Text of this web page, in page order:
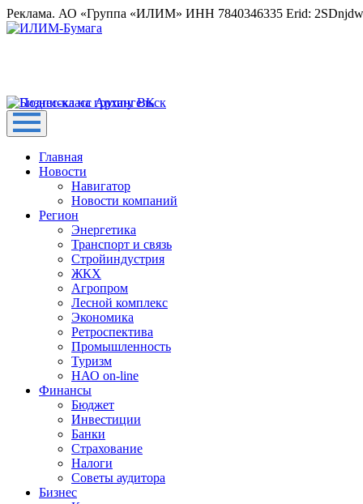
Реклама. АО «Группа «ИЛИМ» ИНН 7840346335 Erid:
Главная
Новости
Навигатор
Новости компаний
Регион
Энергетика
Транспорт и связь
Стройиндустрия
ЖКХ
Агропром
Лесной комплекс
Экономика
Ретроспектива
Промышленность
Туризм
НАО on-line
Финансы
Бюджет
Инвестиции
Банки
Страхование
Налоги
Советы аудитора
Бизнес